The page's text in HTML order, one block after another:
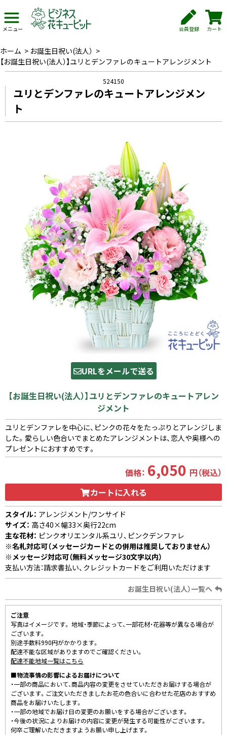
メニュー 会員登録 カート
ホーム > お誕生日祝い(法人） >
【お誕生日祝い(法人）】ユリとデンファレのキュートアレンジメント
524150
ユリとデンファレのキュートアレンジメン
ト
URLをメールで送る
【お誕生日祝い(法人）】ユリとデンファレのキュートアレン
ジメント
ユリとデンファレを中心に、ピンクの花々をたっぷりとアレンジしま
した。愛らしい色合いでまとめたアレンジメントは、恋人や奥様への
プレゼントにおすすめです。
価格： 6,050 円（税込）
カートに入れる
スタイル： アレンジメント/ワンサイド
サイズ： 高さ40×幅33×奥行22cm
主な花材： ピンクオリエンタル系ユリ、ピンクデンファレ
※名札対応可（メッセージカードとの併用は推奨しておりません）
※メッセージ対応可（無料メッセージ30文字以内）
支払い方法：請求書払い、クレジットカードをご利用いただけます
お誕生日祝い(法人）一覧へ
ご注意
写真はイメージです。 地域・季節によって、一部花材・花器等が異なる場合が
ございます。
別途手数料990円がかかります。
配達不能な区域がありますのでご確認ください。
配達不能地域一覧はこちら
■物流事情の影響によるお届けについて
・一部の商品において、商品内容の変更をさせていただきお届けする場合が
ございます。ご注文いただきましたお花の色合いに合わせた花店のおすすめ
商品をお届けいたします。
・一部の地域でお届け日の変更のお願いをする場合がございます。
・今後の状況によりお届けの内容に変更が発生する可能性がございます。
何卒ご理解いただきますようお願い申し上げます。